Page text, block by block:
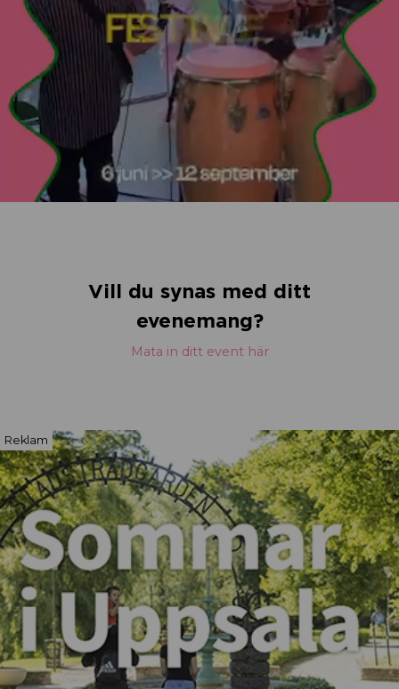
Vill du synas med ditt
evenemang?
Mata in ditt event här
Reklam